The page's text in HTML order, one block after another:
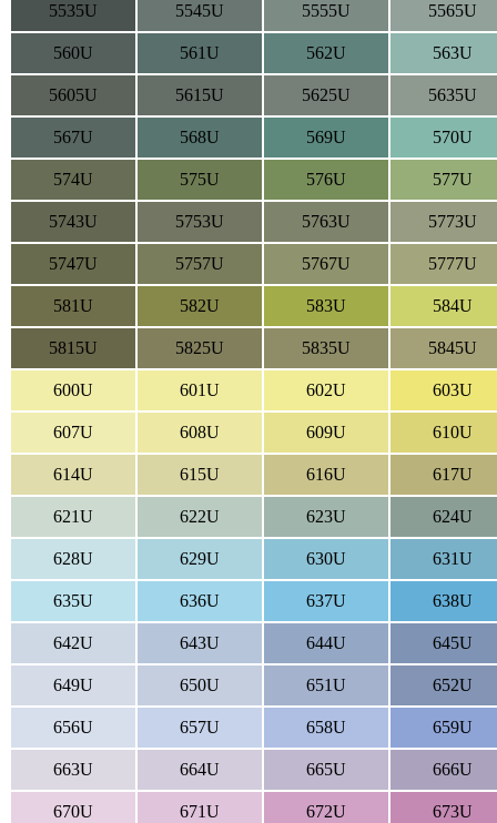
5535U 5545U 5555U 5565U
560U 561U 562U 563U
5605U 5615U 5625U 5635U
567U 568U 569U 570U
574U 575U 576U 577U
5743U 5753U 5763U 5773U
5747U 5757U 5767U 5777U
581U 582U 583U 584U
5815U 5825U 5835U 5845U
600U 601U 602U 603U
607U 608U 609U 610U
614U 615U 616U 617U
621U 622U 623U 624U
628U 629U 630U 631U
635U 636U 637U 638U
642U 643U 644U 645U
649U 650U 651U 652U
656U 657U 658U 659U
663U 664U 665U 666U
670U 671U 672U 673U